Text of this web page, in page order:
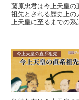
藤原忠君は今上天皇
祖先とされる歴史上
上天皇に至るまでの系
今上天皇の直系祖先